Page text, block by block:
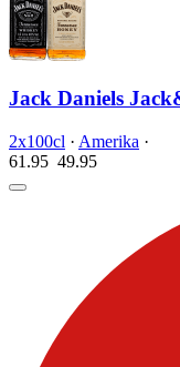
Jack Daniels
2x100cl · Amerika ·
61.95 49.95